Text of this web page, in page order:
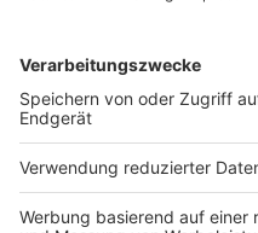
Services
Bauprojekt-Quiz
Häuser-Suche
Hausanbieter-Suche
Bauprojekt-Profil